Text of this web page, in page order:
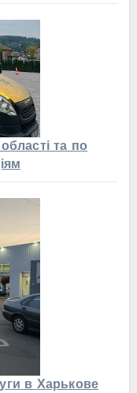
та по
в Харькове